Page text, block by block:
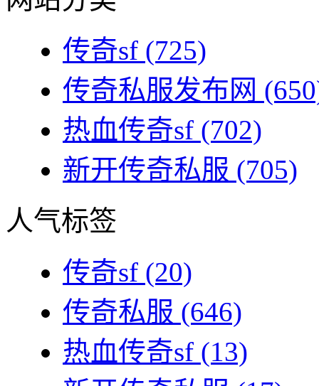
传奇sf (725)
传奇私服发布网
热血传奇sf (702)
新开传奇私服 (705)
人气标签
传奇sf (20)
传奇私服 (646)
热血传奇sf (13)